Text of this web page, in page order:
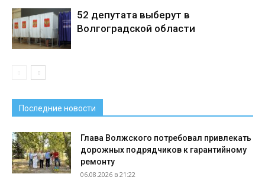
52 депутата выберут в
Волгоградской области
Последние новости
Глава Волжского потребовал привлекать
дорожных подрядчиков к гарантийному
ремонту
06.08.2026 в 21:22